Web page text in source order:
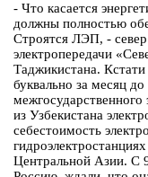
- Что касается
должны полностью
Строятся ЛЭП, - север
электропередачи
Таджикистана.
буквально за месяц
межгосударственного
из Узбекистана
себестоимость
Центральной Азии. С